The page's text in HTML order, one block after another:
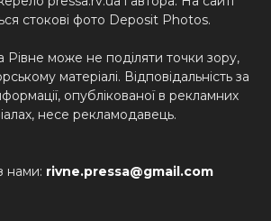
стокові фото Deposit Photos.
Рівне може не поділяти точки зору,
матеріалі. Відповідальність за
опублікованої в рекламних
несе рекламодавець.
нами: rivne.pressa@gmail.com